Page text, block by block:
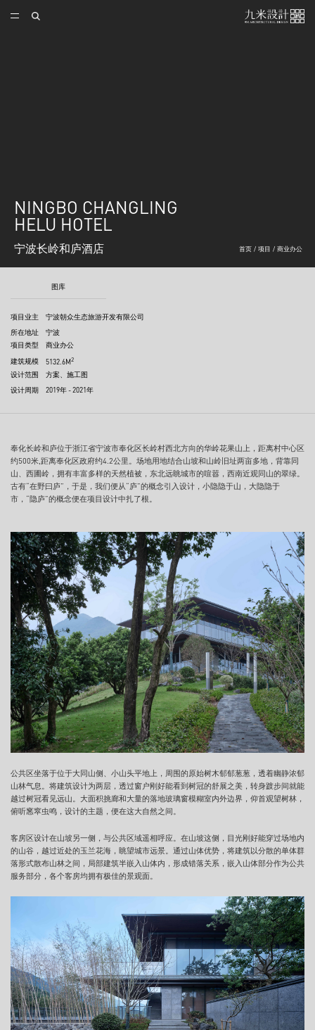
NINGBO CHANGLING
HELU HOTEL
宁波长岭和庐酒店 首页 / 项目 / 商业办公
项目业主
宁波朝众生态旅游开发有限公司
所在地址
宁波
项目类型
商业办公
建筑规模
5132.6M2
设计范围
方案、施工图
设计周期
2019年 - 2021年
图库
奉化长岭和庐位于浙江省宁波市奉化区长岭村西北方向的华岭花果山上，距离村中心区
约500米,距离奉化区政府约4.2公里。场地用地结合山坡和山岭旧址两亩多地，背靠同
山、西圃岭，拥有丰富多样的天然植被，东北远眺城市的喧嚣，西南近观同山的翠绿。
古有“在野曰庐”，于是，我们便从“庐”的概念引入设计，小隐隐于山，大隐隐于
市，“隐庐”的概念便在项目设计中扎了根。
公共区坐落于位于大同山侧、小山头平地上，周围的原始树木郁郁葱葱，透着幽静浓郁
山林气息。将建筑设计为两层，透过窗户刚好能看到树冠的舒展之美，转身踱步间就能
越过树冠看见远山。大面积挑廊和大量的落地玻璃窗模糊室内外边界，仰首观望树林，
俯听窸窣虫鸣，设计的主题，便在这大自然之间。
客房区设计在山坡另一侧，与公共区域遥相呼应。在山坡这侧，目光刚好能穿过场地内
的山谷，越过近处的玉兰花海，眺望城市远景。通过山体优势，将建筑以分散的单体群
落形式散布山林之间，局部建筑半嵌入山体内，形成错落关系，嵌入山体部分作为公共
服务部分，各个客房均拥有极佳的景观面。